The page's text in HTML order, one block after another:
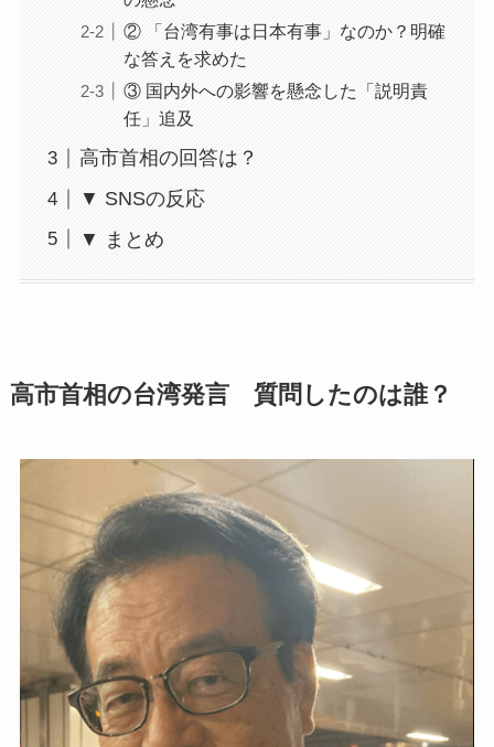
② 「台湾有事は日本有事」なのか？明確
な答えを求めた
③ 国内外への影響を懸念した「説明責
任」追及
高市首相の回答は？
▼ SNSの反応
▼ まとめ
高市首相の台湾発言 質問したのは誰？